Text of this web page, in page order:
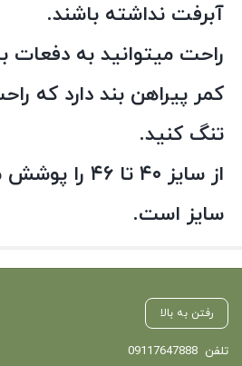
آبرفت نداشته باشند.
راحت میتوانید به دفعات
کمر پیراهن بند دارد که
تنگ کنید.
از سایز ۴۰ تا
سایز است.
رفتن به بالا
تلفن 09117647888